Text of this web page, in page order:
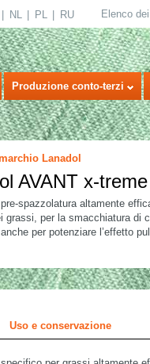
NL PL RU Elenco
Produzione conto-terzi
Lanadol
AVANT x-treme
spazzolatura altamente
grassi, per la smacchiatura di
per potenziare l’effetto
Uso e conservazione